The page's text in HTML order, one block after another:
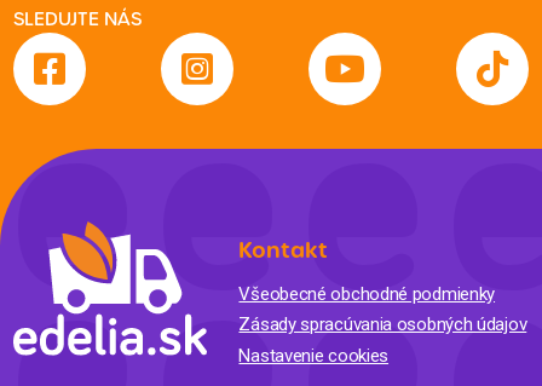
SLEDUJTE NÁS
Kontakt
Všeobecné obchodné podmienky
Zásady spracúvania osobných údajov
Nastavenie cookies